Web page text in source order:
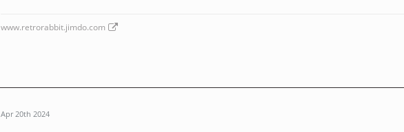
www.retrorabbit.jimdo.com
Apr 20th 2024